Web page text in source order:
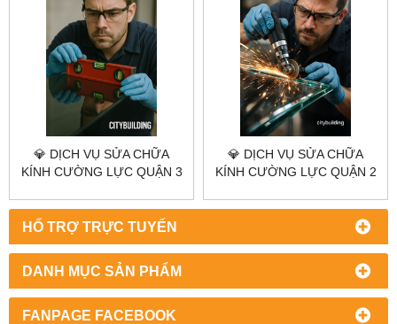
HỔ TRỢ TRỰC TUYẾN
DANH MỤC SẢN PHẨM
FANPAGE FACEBOOK
💎 DỊCH VỤ SỬA CHỮA
KÍNH CƯỜNG LỰC QUẬN 3
TÍN – NHANH – GIÁ XƯỞNG
💎 DỊCH VỤ SỬA CHỮA
KÍNH CƯỜNG LỰC QUẬN 2
TÍN – NHANH – GIÁ XƯỞNG